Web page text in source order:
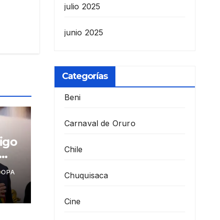
julio 2025
junio 2025
Categorías
Beni
Carnaval de Oruro
Chile
Chuquisaca
Cine